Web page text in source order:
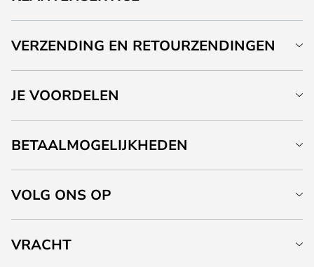
VERZENDING EN RETOURZENDINGEN
JE VOORDELEN
BETAALMOGELIJKHEDEN
VOLG ONS OP
VRACHT